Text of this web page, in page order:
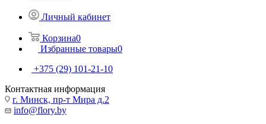
Личный кабинет
Корзина0
Избранные товары0
+375 (29) 101-21-10
Контактная информация
г. Минск, пр-т Мира д.2
info@flory.by